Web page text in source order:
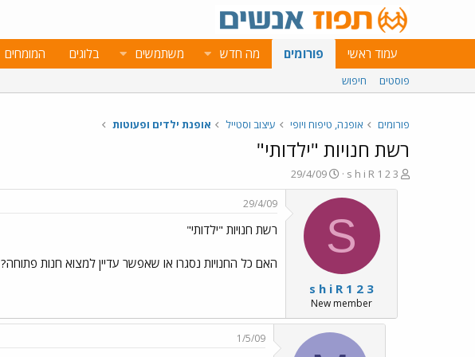
עמוד ראשי פורומים מה חדש משתמשים בלוגים המומחים
פוסטים חיפוש
פורומים אופנה, טיפוח ויופי עיצוב וסטייל אופנת ילדים ופעוטות
רשת חנויות "ילדותי"
פ
ו
s h i R 1 2 3
פ
ו
ר
א
ר
י
ך
29/4/09
S
s h i R 1 2 3
New member
29/4/09
רשת חנויות "ילדותי"
האם כל החנויות נסגרו או שאפשר עדיין למצוא חנות פתוחה?
1/5/09